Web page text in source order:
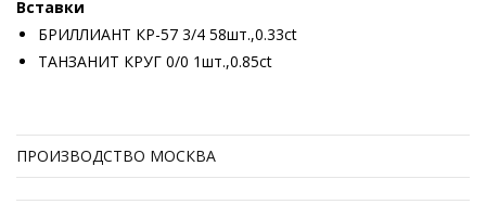
Вставки
БРИЛЛИАНТ КР-57 3/4 58шт.,0.33ct
ТАНЗАНИТ КРУГ 0/0 1шт.,0.85ct
ПРОИЗВОДСТВО МОСКВА